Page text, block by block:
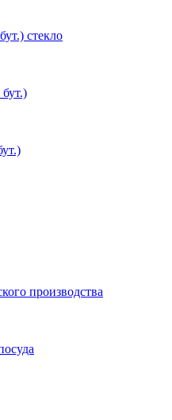
стекло
производства